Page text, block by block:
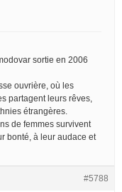
sortie en 2006
ouvrière, où les
partagent leurs rêves,
étrangères.
de femmes survivent
bonté, à leur audace et
#5788